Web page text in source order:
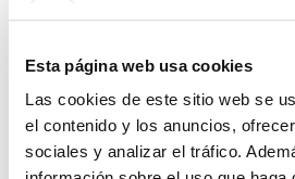
Esta página web usa cookies
Las cookies de este sitio web se
el contenido y los anuncios,
sociales y analizar el tráfico.
con tu
Apúntatea nuestra newsletter para